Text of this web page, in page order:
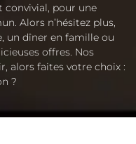
convivial, pour une
Alors n’hésitez plus,
un dîner en famille ou
offres. Nos
alors faites votre choix :
?